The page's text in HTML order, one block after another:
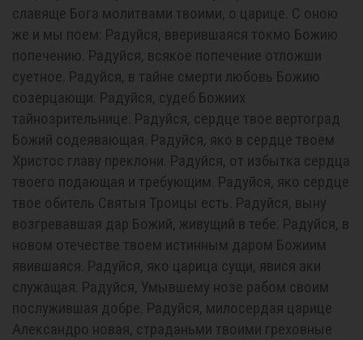
славяще Бога молитвами твоими, о царице. С оною
же и мы поем: Радуйся, вверившаяся токмо Божию
попечению. Радуйся, всякое попечение отложши
суетное. Радуйся, в тайне смерти любовь Божию
созерцающи. Радуйся, судеб Божиих
тайнозрительнице. Радуйся, сердце твое вертоград
Божий содеявающая. Радуйся, яко в сердце твоем
Христос главу преклони. Радуйся, от избытка сердца
твоего подающая и требующим. Радуйся, яко сердце
твое обитель Святыя Троицы есть. Радуйся, выну
возгревавшая дар Божий, живущий в тебе. Радуйся, в
новом отечестве твоем истинным даром Божиим
явившаяся. Радуйся, яко царица сущи, явися аки
служащая. Радуйся, Умывшему нозе рабом своим
послужившая добре. Радуйся, милосердая царице
Александро новая, страданьми твоими греховные